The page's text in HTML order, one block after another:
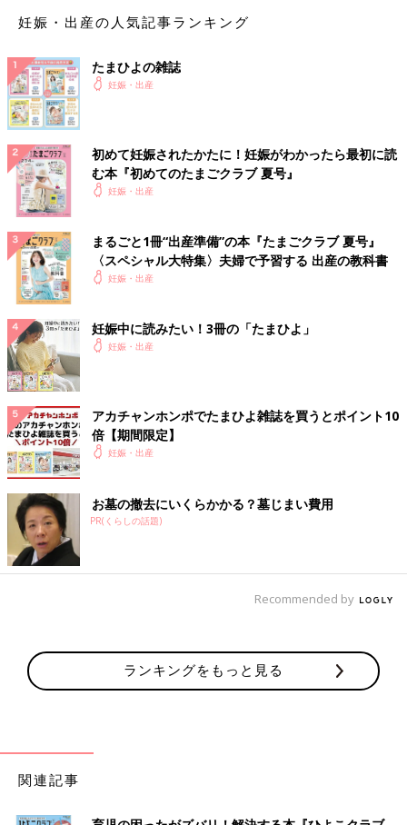
妊娠・出産の人気記事ランキング
たまひよの雑誌
妊娠・出産
初めて妊娠されたかたに！妊娠がわかったら最初に読
む本『初めてのたまごクラブ 夏号』
妊娠・出産
まるごと1冊“出産準備”の本『たまごクラブ 夏号』
〈スペシャル大特集〉夫婦で予習する 出産の教科書
妊娠・出産
妊娠中に読みたい！3冊の「たまひよ」
妊娠・出産
アカチャンホンポでたまひよ雑誌を買うとポイント10
倍【期間限定】
妊娠・出産
お墓の撤去にいくらかかる？墓じまい費用
PR(くらしの話題)
Recommended by
ランキングをもっと見る
関連記事